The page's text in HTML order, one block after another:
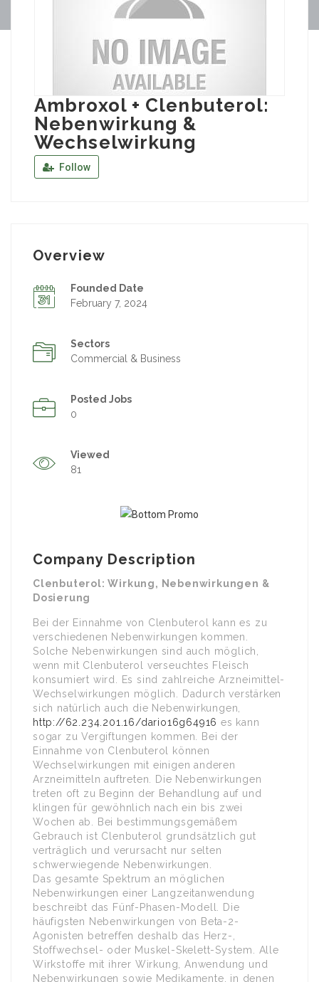
Ambroxol + Clenbuterol:
Nebenwirkung &
Wechselwirkung
Follow
Overview
Founded Date
February 7, 2024
Sectors
Commercial & Business
Posted Jobs
0
Viewed
81
Company Description
Clenbuterol: Wirkung, Nebenwirkungen &
Dosierung
Bei der Einnahme von Clenbuterol kann es zu
verschiedenen Nebenwirkungen kommen.
Solche Nebenwirkungen sind auch möglich,
wenn mit Clenbuterol verseuchtes Fleisch
konsumiert wird. Es sind zahlreiche Arzneimittel-
Wechselwirkungen möglich. Dadurch verstärken
sich natürlich auch die Nebenwirkungen,
http://62.234.201.16/dario16g64916 es kann
sogar zu Vergiftungen kommen. Bei der
Einnahme von Clenbuterol können
Wechselwirkungen mit einigen anderen
Arzneimitteln auftreten. Die Nebenwirkungen
treten oft zu Beginn der Behandlung auf und
klingen für gewöhnlich nach ein bis zwei
Wochen ab. Bei bestimmungsgemäßem
Gebrauch ist Clenbuterol grundsätzlich gut
verträglich und verursacht nur selten
schwerwiegende Nebenwirkungen.
Das gesamte Spektrum an möglichen
Nebenwirkungen einer Langzeitanwendung
beschreibt das Fünf-Phasen-Modell. Die
häufigsten Nebenwirkungen von Beta-2-
Agonisten betreffen deshalb das Herz-,
Stoffwechsel- oder Muskel-Skelett-System. Alle
Wirkstoffe mit ihrer Wirkung, Anwendung und
Nebenwirkungen sowie Medikamente, in denen